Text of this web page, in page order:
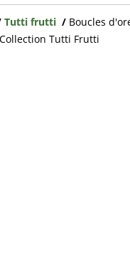
Tutti frutti / Boucles
Tutti Frutti